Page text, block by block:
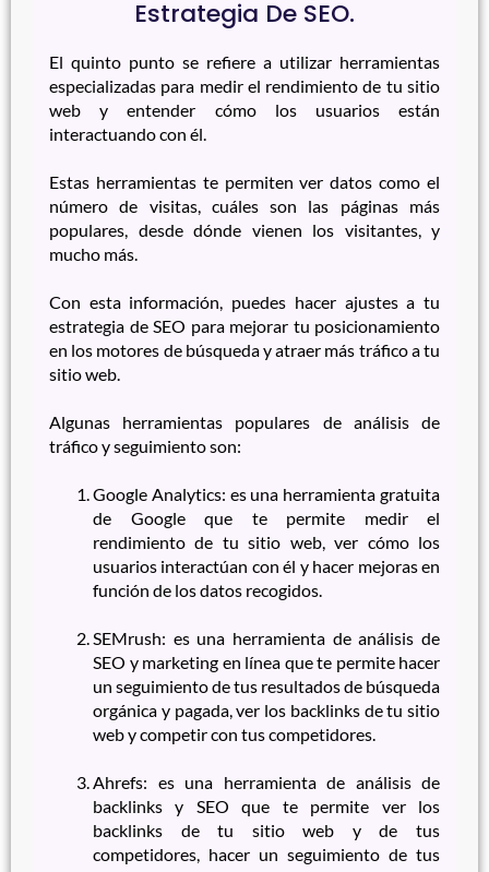
Estrategia De SEO.
El quinto punto se refiere a utilizar herramientas
especializadas para medir el rendimiento de tu sitio
web y entender cómo los usuarios están
interactuando con él.
Estas herramientas te permiten ver datos como el
número de visitas, cuáles son las páginas más
populares, desde dónde vienen los visitantes, y
mucho más.
Con esta información, puedes hacer ajustes a tu
estrategia de SEO para mejorar tu posicionamiento
en los motores de búsqueda y atraer más tráfico a tu
sitio web.
Algunas herramientas populares de análisis de
tráfico y seguimiento son:
Google Analytics: es una herramienta gratuita
de Google que te permite medir el
rendimiento de tu sitio web, ver cómo los
usuarios interactúan con él y hacer mejoras en
función de los datos recogidos.
SEMrush: es una herramienta de análisis de
SEO y marketing en línea que te permite hacer
un seguimiento de tus resultados de búsqueda
orgánica y pagada, ver los backlinks de tu sitio
web y competir con tus competidores.
Ahrefs: es una herramienta de análisis de
backlinks y SEO que te permite ver los
backlinks de tu sitio web y de tus
competidores, hacer un seguimiento de tus